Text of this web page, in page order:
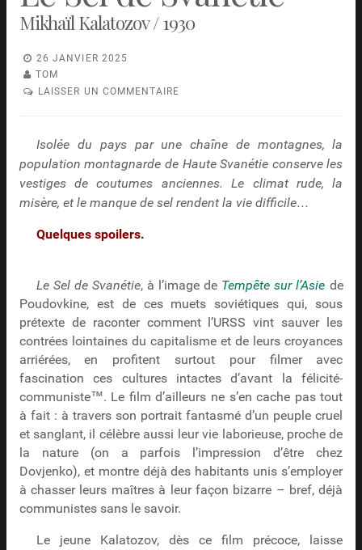
Mikhaïl Kalatozov / 1930
26 JANVIER 2025
TOM
LAISSER UN COMMENTAIRE
Isolée du pays par une chaîne de montagnes, la
population montagnarde de Haute Svanétie conserve les
vestiges de coutumes anciennes. Le climat rude, la
misère, et le manque de sel rendent la vie difficile…
Quelques spoilers.
Le Sel de Svanétie, à l’image de Tempête sur l’Asie de
Poudovkine, est de ces muets soviétiques qui, sous
prétexte de raconter comment l’URSS vint sauver les
contrées lointaines du capitalisme et de leurs croyances
arriérées, en profitent surtout pour filmer avec
fascination ces cultures intactes d’avant la félicité-
communiste™. Le film d’ailleurs ne s’en cache pas tout
à fait : à travers son portrait fantasmé d’un peuple cruel
et sanglant, il célèbre aussi leur vie laborieuse, proche de
la nature (on a parfois l’impression d’être chez
Dovjenko), et montre déjà des habitants unis s’employer
à chasser leurs maîtres à leur façon bizarre – bref, déjà
communistes sans le savoir.
Le jeune Kalatozov, dès ce film précoce, laisse